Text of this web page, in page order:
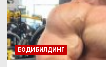
БОДИБИЛДИНГ